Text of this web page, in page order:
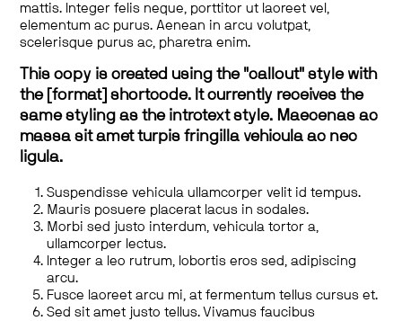
mattis. Integer felis neque, porttitor ut laoreet vel,
elementum ac purus. Aenean in arcu volutpat,
scelerisque purus ac, pharetra enim.
This copy is created using the "callout" style with
the [format] shortcode. It currently receives the
same styling as the introtext style. Maecenas ac
massa sit amet turpis fringilla vehicula ac nec
ligula.
Suspendisse vehicula ullamcorper velit id tempus.
Mauris posuere placerat lacus in sodales.
Morbi sed justo interdum, vehicula tortor a,
ullamcorper lectus.
Integer a leo rutrum, lobortis eros sed, adipiscing
arcu.
Fusce laoreet arcu mi, at fermentum tellus cursus et.
Sed sit amet justo tellus. Vivamus faucibus